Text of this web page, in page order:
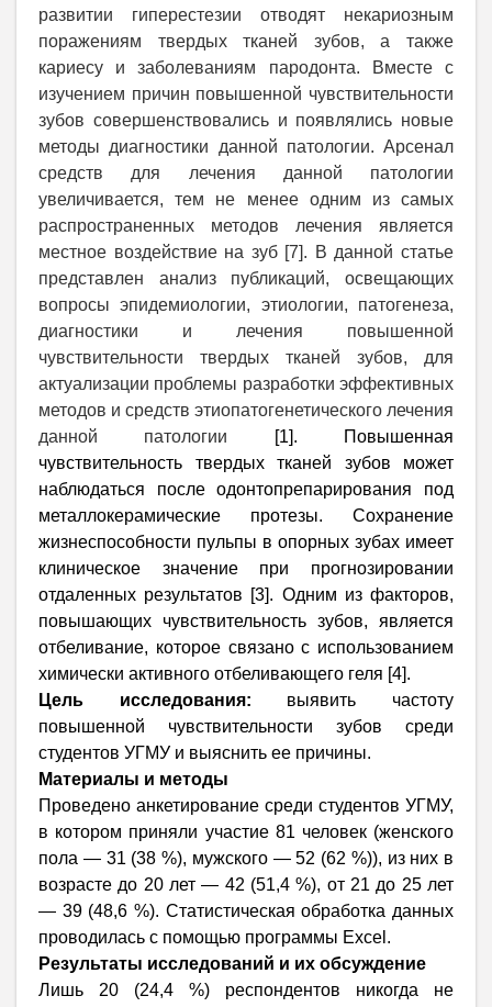
развитии гиперестезии отводят некариозным
поражениям твердых тканей зубов, а также
кариесу и заболеваниям пародонта. Вместе с
изучением причин повышенной чувствительности
зубов совершенствовались и появлялись новые
методы диагностики данной патологии. Арсенал
средств для лечения данной патологии
увеличивается, тем не менее одним из самых
распространенных методов лечения является
местное воздействие на зуб [7]. В данной статье
представлен анализ публикаций, освещающих
вопросы эпидемиологии, этиологии, патогенеза,
диагностики и лечения повышенной
чувствительности твердых тканей зубов, для
актуализации проблемы разработки эффективных
методов и средств этиопатогенетического лечения
данной патологии
[1].
Повышенная
чувствительность твердых тканей зубов может
наблюдаться после одонтопрепарирования под
металлокерамические протезы. Сохранение
жизнеспособности пульпы в опорных зубах имеет
клиническое значение при прогнозировании
отдаленных результатов [3]. Одним из факторов,
повышающих чувствительность зубов, является
отбеливание, которое связано с использованием
химически активного отбеливающего геля [4].
Цель исследования: выявить частоту
повышенной чувствительности зубов среди
студентов УГМУ и выяснить ее причины.
Материалы и методы
Проведено анкетирование среди студентов УГМУ,
в котором приняли участие 81 человек (женского
пола — 31 (38 %), мужского — 52 (62 %)), из них в
возрасте до 20 лет — 42 (51,4 %), от 21 до 25 лет
— 39 (48,6 %). Статистическая обработка данных
проводилась с помощью программы Excel .
Результаты исследований и их обсуждение
Лишь 20 (24,4 %) респондентов никогда не